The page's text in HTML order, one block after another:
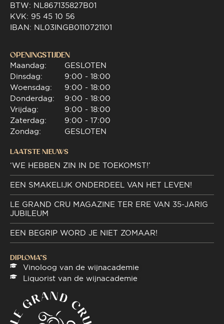
BTW: NL867135827B01
KVK: 95 45 10 56
IBAN: NL03INGB0110721101
OPENINGSTIJDEN
Maandag:
Dinsdag:
Woensdag:
Donderdag:
Vrijdag:
Zaterdag:
Zondag:
GESLOTEN
9:00 - 18:00
9:00 - 18:00
9:00 - 18:00
9:00 - 18:00
9:00 - 17:00
GESLOTEN
LAATSTE NIEUWS
‘WE HEBBEN ZIN IN DE TOEKOMST!’
EEN SMAKELIJK ONDERDEEL VAN HET LEVEN!
LE GRAND CRU MAGAZINE TER ERE VAN 35-JARIG
JUBILEUM
EEN BEGRIP WORD JE NIET ZOMAAR!
DIPLOMA"S
Vinoloog van de wijnacademie
Liquorist van de wijnacademie